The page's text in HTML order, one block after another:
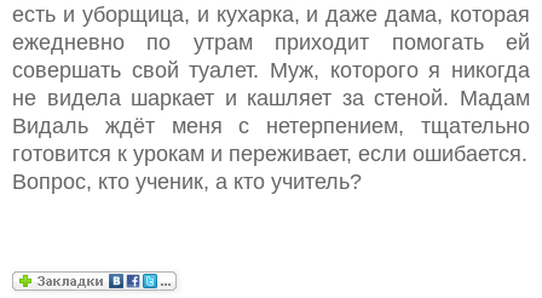
есть и уборщица, и кухарка, и даже дама, которая
ежедневно по утрам приходит помогать ей
совершать свой туалет. Муж, которого я никогда
не видела шаркает и кашляет за стеной. Мадам
Видаль ждёт меня с нетерпением, тщательно
готовится к урокам и переживает, если ошибается.
Вопрос, кто ученик, а кто учитель?